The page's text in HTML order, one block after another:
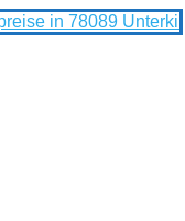
in 78089